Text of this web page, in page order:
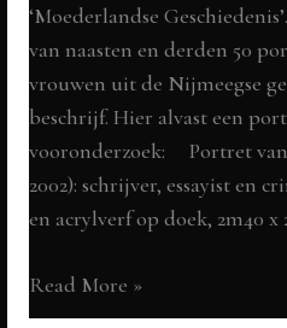
‘Moederlandse
van naasten en derden 50
vrouwen uit de Nijmeegse
beschrijf. Hier alvast een
vooronderzoek: Portret van
2002): schrijver, essayist en
en acrylverf op doek, 2m40 x
Andreas
Burnier
Read More »